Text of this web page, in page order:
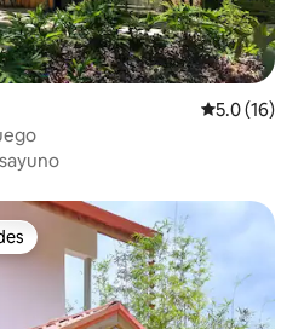
Calificación
5.0 (16)
entre huéspedes